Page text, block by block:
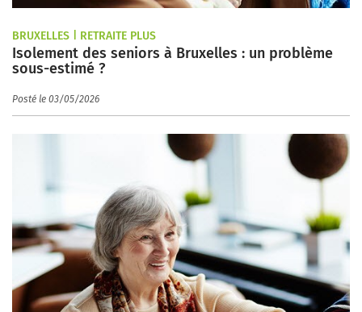
BRUXELLES | RETRAITE PLUS
Isolement des seniors à Bruxelles : un problème
sous-estimé ?
Posté le 03/05/2026